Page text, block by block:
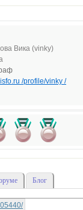
Вика (vinky)
/profile/vinky /
Блог